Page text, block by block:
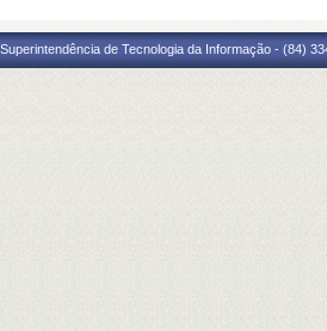
de Tecnologia da Informação - (84)